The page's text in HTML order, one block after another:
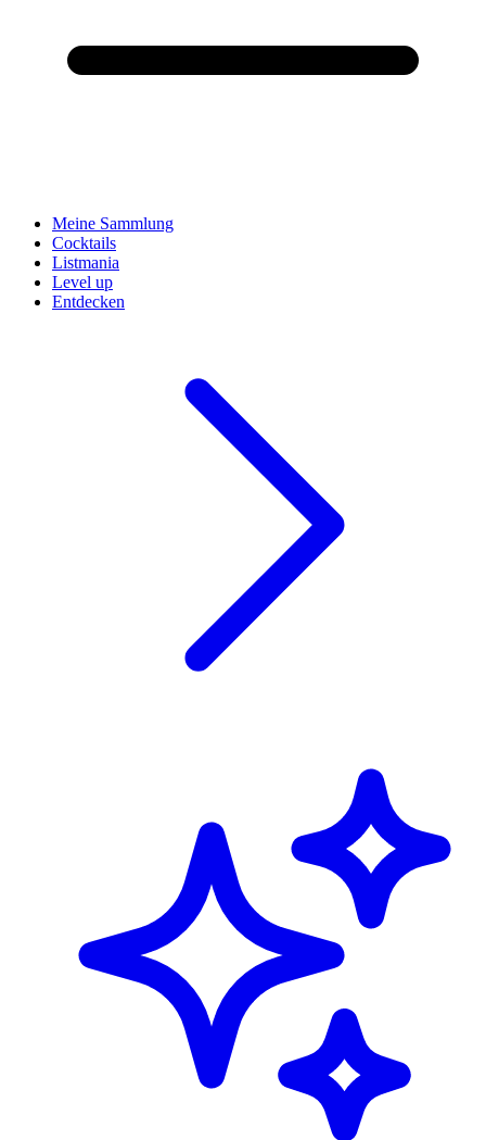
Meine Sammlung
Cocktails
Listmania
Level up
Entdecken